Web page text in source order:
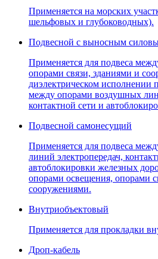
Применяется на морских
шельфовых и глубоководных).
Подвесной с выносным
Применяется для подвеса
опорами связи, зданиями и
диэлектрическом исполнении
между опорами воздушных
контактной сети и
Подвесной самонесущий
Применяется для подвеса
линий электропередач,
автоблокировки железных
опорами освещения, опорами
сооружениями.
Внутриобъектовый
Применяется для прокладки
Дроп-кабель